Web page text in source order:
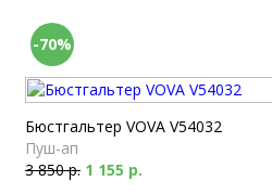
-70%
Бюстгальтер VOVA V54032
Пуш-ап
3 850 р. 1 155 р.